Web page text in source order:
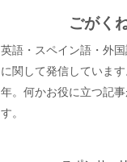
ごがく
英語・スペイン語・外
に関して発信していま
年。何かお役に立つ記
す。